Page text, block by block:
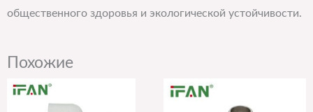
общественного здоровья и экологической устойчивости.
Похожие